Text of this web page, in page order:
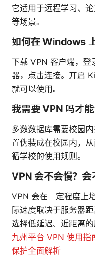
它适用于远程学习、
等场景。
如何在 Windows
下载 VPN 客户端，登
器，点击连接。开启
就可以使用。
我需要 VPN 吗才
多数数据库需要校园
置伪装成在校园内，
循学校的使用规则。
VPN 会不会慢？会
VPN 会在一定程度上
际速度取决于服务器
选择低延迟、近距离
九州平台 VPN 使用指
保护全面解析